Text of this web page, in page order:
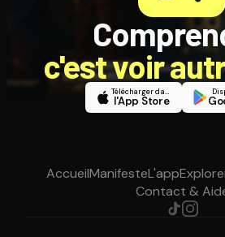
c'est voir
Télécharger dans
l'App Store
AccueilManifesteL'app
Contact &